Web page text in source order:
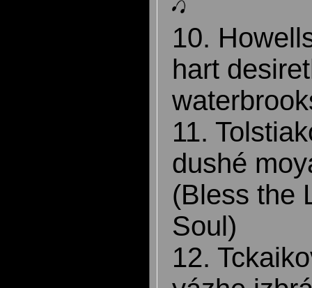
10.
hart
11.
dushé
(Bless the
Soul)
12.